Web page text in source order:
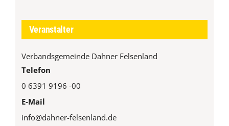
Veranstalter
Verbandsgemeinde Dahner Felsenland
Telefon
0 6391 9196 -00
E-Mail
info@dahner-felsenland.de